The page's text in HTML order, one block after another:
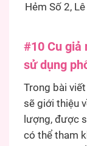
Hẻm Số 2,
#10 Cu giả
sử dụng
Trong bài
sẽ giới thiệu
lượng, được
có thể tham